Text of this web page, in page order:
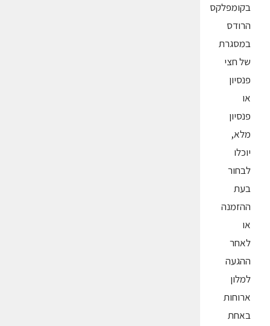
בקומפלקס
הרודס
במסגרת
של חצי
פנסיון
או
פנסיון
מלא,
יוכלו
לבחור
בעת
ההזמנה
או
לאחר
ההגעה
למלון
ארוחות
באחת